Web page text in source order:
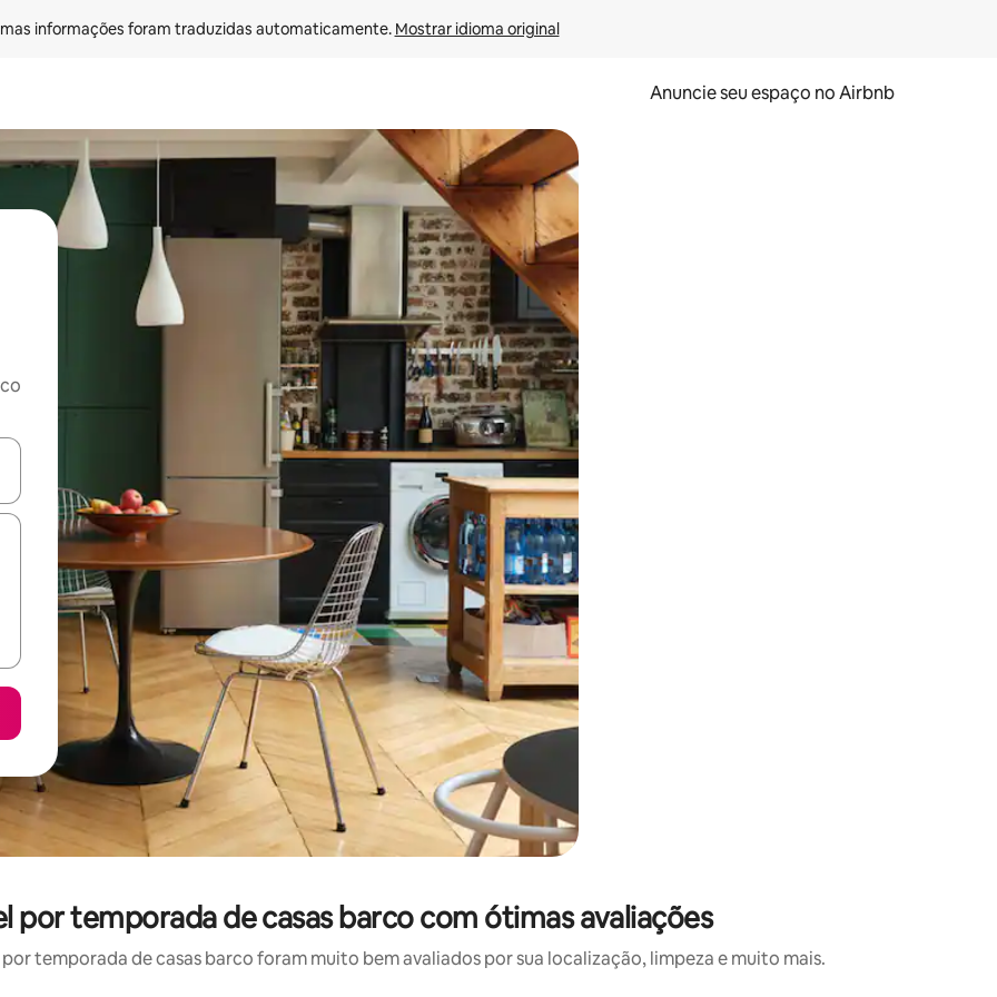
informações foram traduzidas automaticamente. Mostrar idioma original
Anuncie seu espaço no Airbnb
os usando as seta para cima e para baixo do teclado ou tocando e deslizando o dedo na tela.
por temporada de casas barco com ótimas avaliações
temporada de casas barco foram muito bem avaliados por sua localização, limpeza e muito mais.